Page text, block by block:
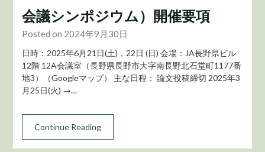
会議シンポジウム）開催要項
Posted on 2024年9月30日
日時：2025年6月21日(土)，22日 (日) 会場：JA長野県ビル
12階 12A会議室（長野県長野市大字南長野北石堂町1177番
地3）（Googleマップ） 主な日程： 論文投稿締切 2025年3
月25日(火) →…
Continue Reading